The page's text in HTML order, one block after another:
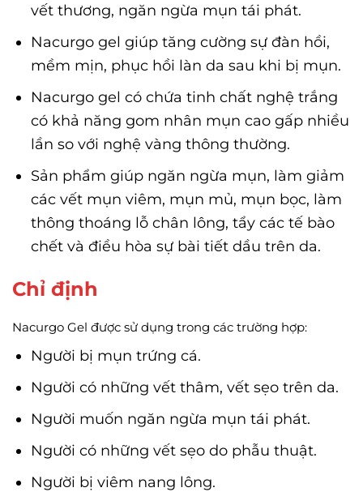
vết thương, ngăn ngừa mụn tái phát.
Nacurgo gel giúp tăng cường sự đàn hồi,
mềm mịn, phục hồi làn da sau khi bị mụn.
Nacurgo gel có chứa tinh chất nghệ trắng
có khả năng gom nhân mụn cao gấp nhiều
lần so với nghệ vàng thông thường.
Sản phẩm giúp ngăn ngừa mụn, làm giảm
các vết mụn viêm, mụn mủ, mụn bọc, làm
thông thoáng lỗ chân lông, tẩy các tế bào
chết và điều hòa sự bài tiết dầu trên da.
Chỉ định
Nacurgo Gel được sử dụng trong các trường hợp:
Người bị mụn trứng cá.
Người có những vết thâm, vết sẹo trên da.
Người muốn ngăn ngừa mụn tái phát.
Người có những vết sẹo do phẫu thuật.
Người bị viêm nang lông.